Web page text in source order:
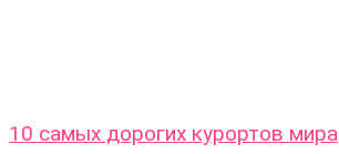
10 самых дорогих курортов мира